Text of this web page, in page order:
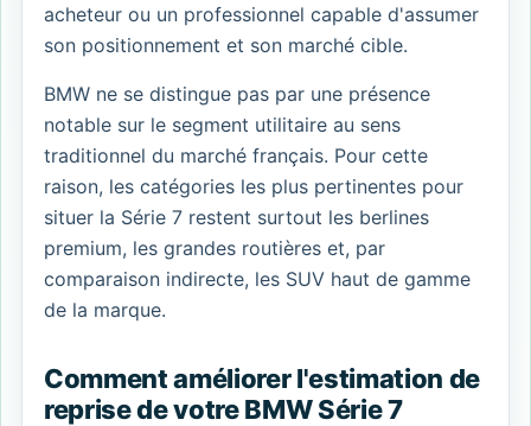
acheteur ou un professionnel capable d'assumer
son positionnement et son marché cible.
BMW ne se distingue pas par une présence
notable sur le segment utilitaire au sens
traditionnel du marché français. Pour cette
raison, les catégories les plus pertinentes pour
situer la Série 7 restent surtout les berlines
premium, les grandes routières et, par
comparaison indirecte, les SUV haut de gamme
de la marque.
Comment améliorer l'estimation de
reprise de votre BMW Série 7